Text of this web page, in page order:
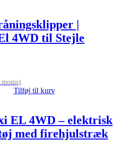
|
4WD til Stejle
Tilføj til kurv
EL 4WD – elektrisk
med firehjulstræk